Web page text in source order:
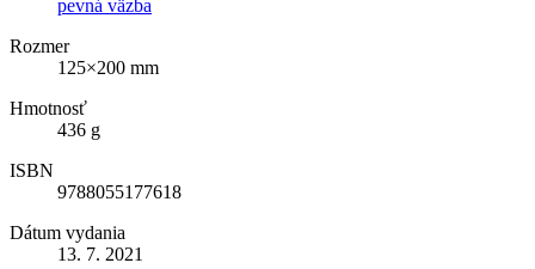
pevná väzba
Rozmer
125×200 mm
Hmotnosť
436 g
ISBN
9788055177618
Dátum vydania
13. 7. 2021